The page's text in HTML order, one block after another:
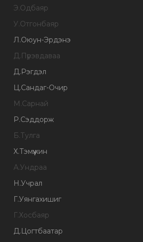
Э.Одбаяр
У.Отгонбаяр
Л.Оюун-Эрдэнэ
Д.Пүрэвдаваа
Д.Рэгдэл
Ц.Сандаг-Очир
М.Сарнай
Р.Сэддорж
Б.Тулга
Х.Тэмүүжин
А.Ундраа
Н.Учрал
Г.Уянгахишиг
Г.Хосбаяр
Д.Цогтбаатар